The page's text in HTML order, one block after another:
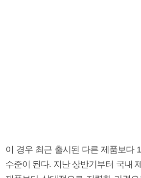
이 경우 최근 출시된 다른 제품보다
수준이 된다. 지난 상반기부터 국내